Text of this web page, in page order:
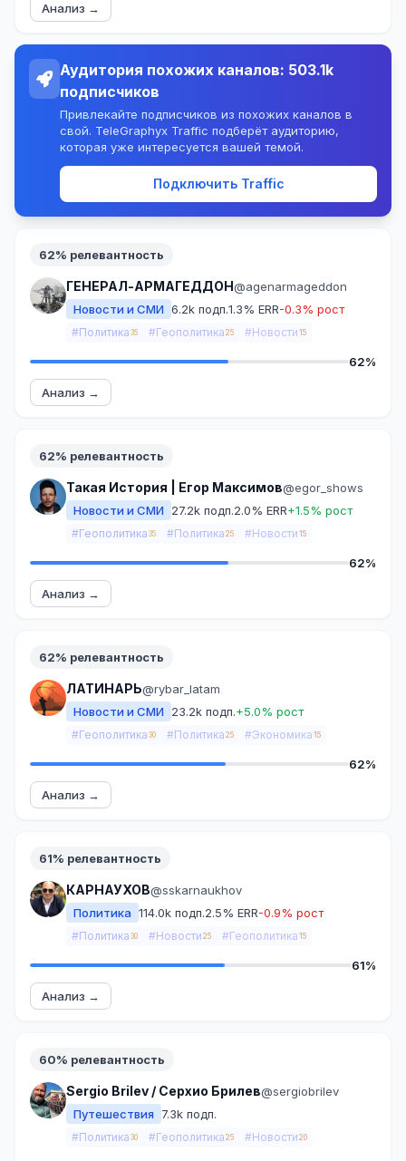
Анализ →
Аудитория похожих каналов: 503.1k
подписчиков
Привлекайте подписчиков из похожих каналов в
свой. TeleGraphyx Traffic подберёт аудиторию,
которая уже интересуется вашей темой.
Подключить Traffic
62% релевантность
ГЕНЕРАЛ-АРМАГЕДДОН@agenarmageddon
Новости и СМИ 6.2k подп.1.3% ERR-0.3% рост
#Политика 35 #Геополитика 25 #Новости 15
62%
Анализ →
62% релевантность
Такая История | Егор Максимов@egor_shows
Новости и СМИ
27.2k подп.2.0% ERR+1.5% рост
#Геополитика 35 #Политика 25 #Новости 15
62%
Анализ →
62% релевантность
ЛАТИНАРЬ@rybar_latam
Новости и СМИ
23.2k подп.+5.0% рост
#Геополитика 30 #Политика 25 #Экономика 15
62%
Анализ →
61% релевантность
КАРНАУХОВ@sskarnaukhov
Политика 114.0k подп.2.5% ERR-0.9% рост
#Политика 30 #Новости 25 #Геополитика 15
61%
Анализ →
60% релевантность
Sergio Brilev / Серхио Брилев@sergiobrilev
Путешествия
7.3k подп.
#Политика 30 #Геополитика 25 #Новости 20